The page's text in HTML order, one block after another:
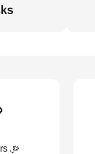
ျား